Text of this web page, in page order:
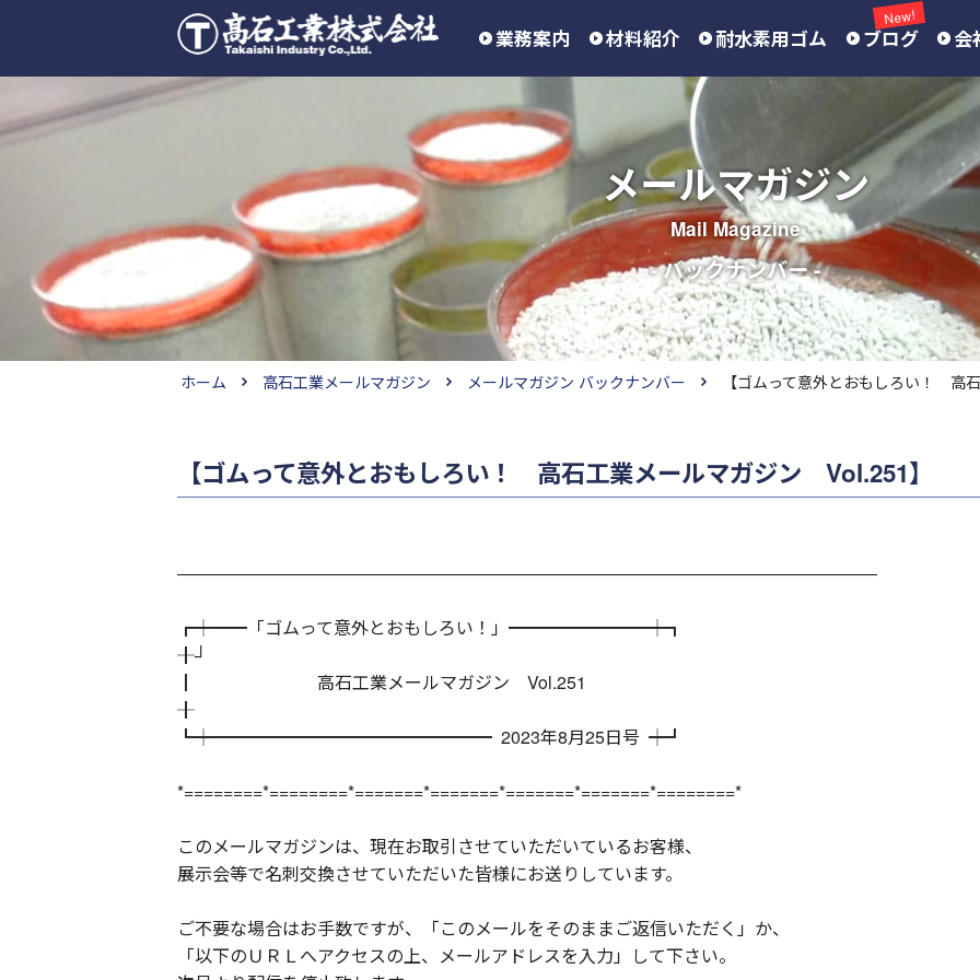
業務案内 材料紹介 耐水素用ゴム ブログ
New!
会
メールマガジン
Mail Magazine
- バックナンバー -
ホーム 高石工業メールマガジン メールマガジン バックナンバー 【ゴムって意外とおもしろい！ 高
【ゴムって意外とおもしろい！ 高石工業メールマガジン Vol.251】
――――――――――――――――――――――――――――――――――――――――
┏┿━━「ゴムって意外とおもしろい！」━━━━━━━━┿┓
╂┘
┃ 高石工業メールマガジン Vol.251
╂
┗┿━━━━━━━━━━━━━━━━ 2023年8月25日号 ┿┛
*========*========*=======*=======*=======*=======*========*
このメールマガジンは、現在お取引させていただいているお客様、
展示会等で名刺交換させていただいた皆様にお送りしています。
ご不要な場合はお手数ですが、「このメールをそのままご返信いただく」か、
「以下のＵＲＬへアクセスの上、メールアドレスを入力」して下さい。